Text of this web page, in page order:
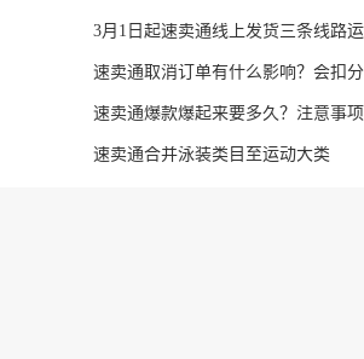
3月1日起速卖通线上发货三条线路
速卖通取消订单有什么影响？会扣分
速卖通爆款爆起来要多久？注意事项
速卖通合并泳装类目至运动大类